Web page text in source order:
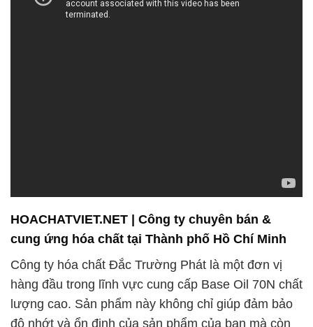
HOACHATVIET.NET | Công ty chuyên bán &
cung ứng hóa chất tại Thành phố Hồ Chí Minh
Công ty hóa chất Đắc Trường Phát là một đơn vị
hàng đầu trong lĩnh vực cung cấp Base Oil 70N chất
lượng cao. Sản phẩm này không chỉ giúp đảm bảo
độ nhớt và ổn định của sản phẩm của bạn mà còn